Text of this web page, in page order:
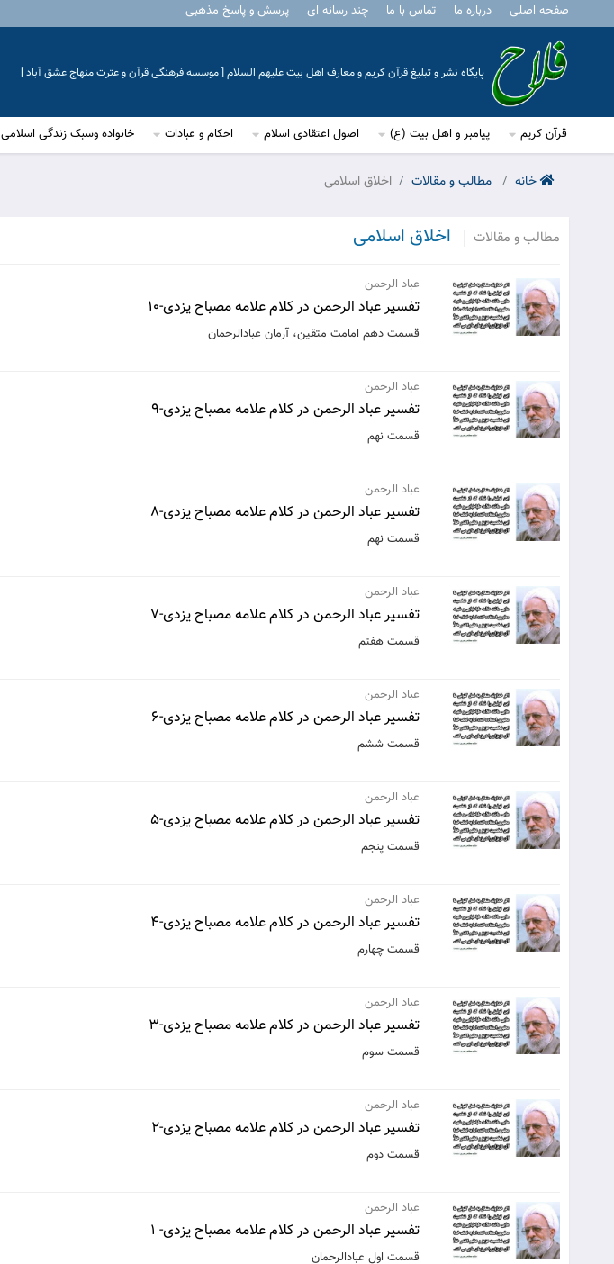
صفحه اصلی درباره ما تماس با ما چند رسانه ای پرسش و پاسخ مذهبی
پایگاه نشر و تبلیغ قرآن کریم و معارف اهل بیت علیهم السلام [ موسسه فرهنگی قرآن و عترت منهاج عشق آباد ]
قرآن کریم پیامبر و اهل بیت (ع) اصول اعتقادی اسلام احکام و عبادات خانواده وسبک زندگی اسلامی
خانه مطالب و مقالات اخلاق اسلامی
مطالب و مقالات اخلاق اسلامی
عباد الرحمن
تفسیر عباد الرحمن در کلام علامه مصباح یزدی-10
قسمت دهم امامت متقین، آرمان عبادالرحمان
عباد الرحمن
تفسیر عباد الرحمن در کلام علامه مصباح یزدی-9
قسمت نهم
عباد الرحمن
تفسیر عباد الرحمن در کلام علامه مصباح یزدی-8
قسمت نهم
عباد الرحمن
تفسیر عباد الرحمن در کلام علامه مصباح یزدی-7
قسمت هفتم
عباد الرحمن
تفسیر عباد الرحمن در کلام علامه مصباح یزدی-6
قسمت ششم
عباد الرحمن
تفسیر عباد الرحمن در کلام علامه مصباح یزدی-5
قسمت پنجم
عباد الرحمن
تفسیر عباد الرحمن در کلام علامه مصباح یزدی-4
قسمت چهارم
عباد الرحمن
تفسیر عباد الرحمن در کلام علامه مصباح یزدی-3
قسمت سوم
عباد الرحمن
تفسیر عباد الرحمن در کلام علامه مصباح یزدی-2
قسمت دوم
عباد الرحمن
تفسیر عباد الرحمن در کلام علامه مصباح یزدی- 1
قسمت اول عبادالرحمان